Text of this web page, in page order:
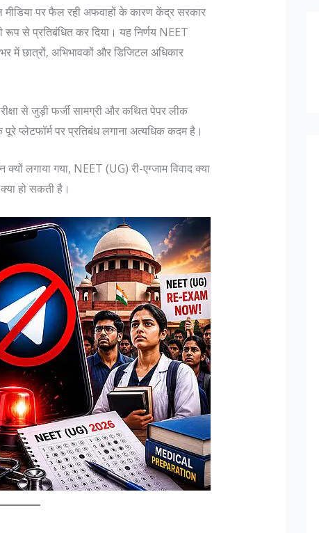
पर फैल रही अफवाहों के कारण केंद्र सरकार
से प्रतिबंधित कर दिया। यह निर्णय NEET
में छात्रों, अभिभावकों और डिजिटल अधिकार
से जुड़ी फर्जी सामग्री और कथित पेपर लीक
प्लेटफॉर्म पर प्रतिबंध लगाना अत्यधिक कदम है।
लगाया गया, NEET (UG) री-एग्जाम विवाद क्या
हो सकती है।
सेना मे पद और उन के पदचिन्हों के बारे
(Retd) के अनुसार "एक फ़ौजी का
रिटायर नही होती, यह तो एक ऑफिसर होता
होता है"| इस पर आगे बढ़ते हुए Lt Gen P
कहते है कि "Rank is earned...
दिल्ली में लश्कर के फिदायीन
बदलकर राजधानी में छिपे 3
मुंबई हमलों को अंजाम देने
तैयबा के दो आतंकवादी दिल्ली
दोनों किसी भी जगह पर कभी
सकते हैं। दिल्ली पुलिस को यह
मिली,...